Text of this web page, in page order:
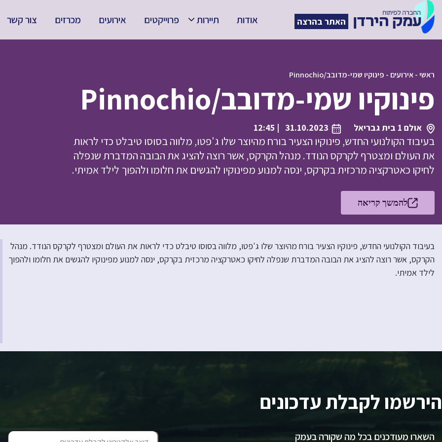
האתר בהרצה אודות תיירות פרוייקטים אירועים מכרזים צור קשר
ראשי-אירועים - פינוקיו שמי-מדובב/Pinnochio
פינוקיו שמי-מדובב/Pinnochio
אולם 1 בית גבריאל 31.10.2023
| 12:45
בעיבוד הקולנועי החדש, פינוקיו הצעיר בורח מהיוצר שלו ג'פטו, מלווה בסוסו טיבלט כדי לראות
את העולם ומצטרף לקרקס הנודד. מנהל הקרקס, אשר רוצה להציג את הבובה המדברת שנפלה
לחיקו כאטרקציה מרכזית בקרקס, ינסה למנוע מפינוקיו להגשים את חלומו ולהפוך לילד אמיתי.
להמשך קריאה
בעיבוד הקולנועי החדש, פינוקיו הצעיר בורח מהיוצר שלו ג'פטו, מלווה בסוסו טיבלט כדי לראות את העולם ומצטרף לקרקס הנודד. מנהל
הקרקס, אשר רוצה להציג את הבובה המדברת שנפלה לחיקו כאטרקציה מרכזית בקרקס, ינסה למנוע מפינוקיו להגשים את חלומו ולהפוך
לילד אמיתי.
הירשמו לקבלת עדכונים
השארו מעודכנים בכל מה שקורה בעמק